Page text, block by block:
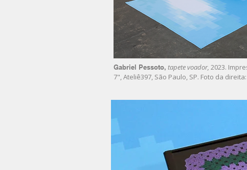
Gabriel Pessoto, tapete voador, 2023.
7", Ateliê397, São Paulo, SP. Foto da